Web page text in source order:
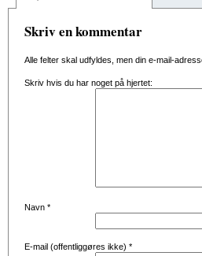
Skriv en kommentar
Alle felter skal udfyldes, men din e-mail-
Skriv hvis du har noget på hjertet:
Navn *
E-mail (offentliggøres ikke) *